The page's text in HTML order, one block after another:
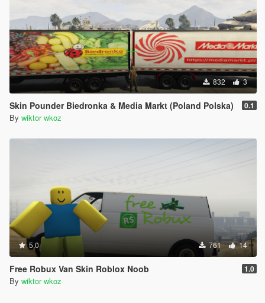
832 3
Skin Pounder Biedronka & Media Markt (Poland Polska) 0.1
By wiktor wkoz
5.0 761 14
Free Robux Van Skin Roblox Noob 1.0
By wiktor wkoz